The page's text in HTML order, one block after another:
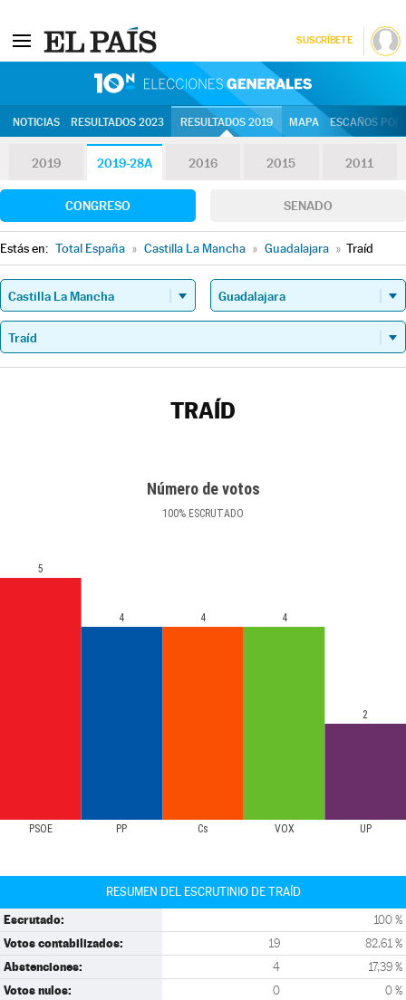
SUSCRÍBETE
NOTICIAS RESULTADOS 2023 RESULTADOS 2019 MAPA ESCAÑOS
2019 2019-28A 2016 2015 2011
CONGRESO SENADO
Estás en: Total España » Castilla La Mancha » Guadalajara » Traíd
TRAÍD
Número de votos
100% ESCRUTADO
PSOE PP Cs VOX UP
5
4 4 4
2
RESUMEN DEL ESCRUTINIO DE TRAÍD
Escrutado: 100 %
Votos contabilizados: 19 82,61 %
Abstenciones: 4 17,39 %
Votos nulos: 0 0 %